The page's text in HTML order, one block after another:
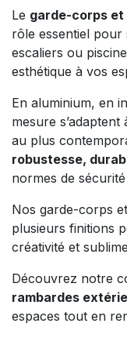
Le garde-corps
rôle essentiel
escaliers ou
esthétique à vos
En aluminium, en
mesure
au plus
robustesse,
normes de
Nos garde-corps
plusieurs finitions
créativité et
Découvrez notre
rambardes
espaces tout en